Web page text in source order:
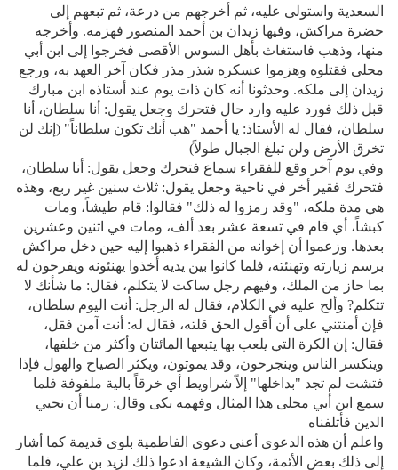
السعدية واستولى عليه، ثم أخرجهم من درعة، ثم تبعهم إلى
حضرة مراكش، وفيها زيدان بن أحمد المنصور فهزمه. وأخرجه
منها، وذهب فاستغاث بأهل السوس الأقصى فخرجوا إلى ابن أبي
محلى فقتلوه وهزموا عسكره شذر مذر فكان آخر العهد به، ورجع
زيدان إلى ملكه. وحدثونا أنه كان ذات يوم عند أستاذه ابن مبارك
قبل ذلك فورد عليه وارد حال فتحرك وجعل يقول: أنا سلطان، أنا
سلطان، فقال له الأستاذ: يا أحمد "هب أنك تكون سلطاناً" (إنك لن
تخرق الأرض ولن تبلغ الجبال طولاً)
وفي يوم آخر وقع للفقراء سماع فتحرك وجعل يقول: أنا سلطان،
فتحرك فقير أخر في ناحية وجعل يقول: ثلاث سنين غير ربع، وهذه
هي مدة ملكه، "وقد رمزوا له ذلك" فقالوا: قام طيشاً، ومات
كبشاً، أي قام في تسعة عشر بعد ألف، ومات في اثنين وعشرين
بعدها. وزعموا أن إخوانه من الفقراء ذهبوا إليه حين دخل مراكش
برسم زيارته وتهنئته، فلما كانوا بين يديه أخذوا يهنئونه ويفرحون له
بما حاز من الملك، وفيهم رجل ساكت لا يتكلم، فقال: ما شأنك لا
تتكلم? وألح عليه في الكلام، فقال له الرجل: أنت اليوم سلطان،
فإن أمنتني على أن أقول الحق قلته، فقال له: أنت آمن فقل،
فقال: إن الكرة التي يلعب بها يتبعها المائتان وأكثر من خلفها،
وينكسر الناس وينجرحون، وقد يموتون، ويكثر الصياح والهول فإذا
فتشت لم تجد "بداخلها" إلاّ شراويط أي خرقاً بالية ملفوفة فلما
سمع ابن أبي محلى هذا المثال وفهمه بكى وقال: رمنا أن نحيي
الدين فأتلفناه
واعلم أن هذه الدعوى أعني دعوى الفاطمية بلوى قديمة كما أشار
إلى ذلك بعض الأئمة، وكان الشيعة ادعوا ذلك لزيد بن علي، فلما